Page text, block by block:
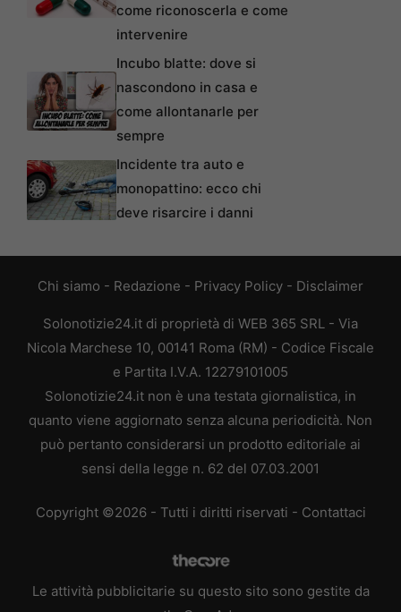
come riconoscerla e come
intervenire
Incubo blatte: dove si
nascondono in casa e
come allontanarle per
sempre
Incidente tra auto e
monopattino: ecco chi
deve risarcire i danni
Chi siamo - Redazione - Privacy Policy - Disclaimer
Solonotizie24.it di proprietà di WEB 365 SRL - Via
Nicola Marchese 10, 00141 Roma (RM) - Codice Fiscale
e Partita I.V.A. 12279101005
Solonotizie24.it non è una testata giornalistica, in
quanto viene aggiornato senza alcuna periodicità. Non
può pertanto considerarsi un prodotto editoriale ai
sensi della legge n. 62 del 07.03.2001
Copyright ©2026 - Tutti i diritti riservati - Contattaci
Le attività pubblicitarie su questo sito sono gestite da